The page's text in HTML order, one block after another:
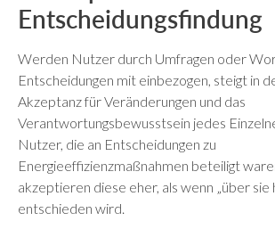
Entscheidungsfindung
Werden Nutzer durch Umfragen oder
Entscheidungen mit einbezogen, steigt in
Akzeptanz für Veränderungen und das
Verantwortungsbewusstsein jedes
Nutzer, die an Entscheidungen zu
Energieeffizienzmaßnahmen beteiligt
akzeptieren diese eher, als wenn „über sie
entschieden wird.